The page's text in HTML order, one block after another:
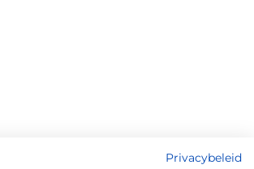
Privacybeleid